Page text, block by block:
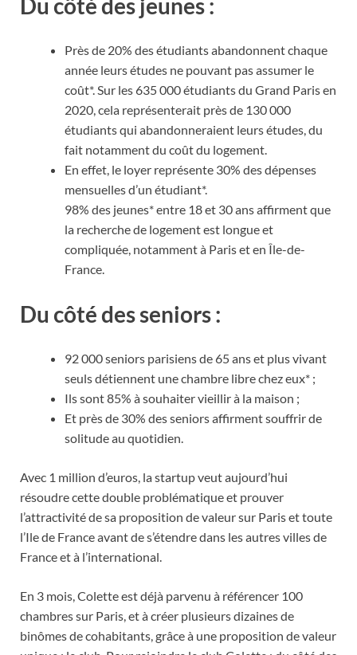
Du côté des jeunes :
Près de 20% des étudiants abandonnent chaque
année leurs études ne pouvant pas assumer le
coût*. Sur les 635 000 étudiants du Grand Paris en
2020, cela représenterait près de 130 000
étudiants qui abandonneraient leurs études, du
fait notamment du coût du logement.
En effet, le loyer représente 30% des dépenses
mensuelles d’un étudiant*.
98% des jeunes* entre 18 et 30 ans affirment que
la recherche de logement est longue et
compliquée, notamment à Paris et en Île-de-
France.
Du côté des seniors :
92 000 seniors parisiens de 65 ans et plus vivant
seuls détiennent une chambre libre chez eux* ;
Ils sont 85% à souhaiter vieillir à la maison ;
Et près de 30% des seniors affirment souffrir de
solitude au quotidien.
Avec 1 million d’euros, la startup veut aujourd’hui
résoudre cette double problématique et prouver
l’attractivité de sa proposition de valeur sur Paris et toute
l’Ile de France avant de s’étendre dans les autres villes de
France et à l’international.
En 3 mois, Colette est déjà parvenu à référencer 100
chambres sur Paris, et à créer plusieurs dizaines de
binômes de cohabitants, grâce à une proposition de valeur